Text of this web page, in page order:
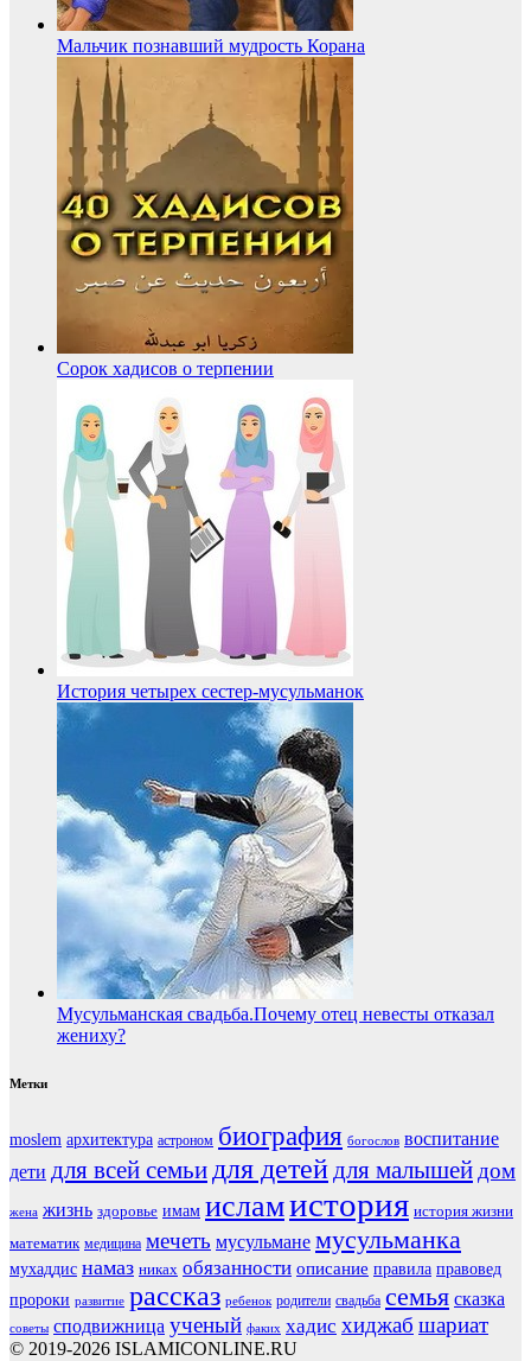
Мальчик познавший мудрость Корана
Сорок хадисов о терпении
История четырех сестер-мусульманок
Мусульманcкая свадьба.Почему отец невесты отказал
жениху?
Метки
moslem архитектура астроном биография богослов воспитание
дети для всей семьи для детей для малышей дом
жена жизнь здоровье имам исламистория история жизни
математик медицина мечеть мусульмане мусульманка
мухаддис намаз никах обязанности описание правила правовед
пророки развитие рассказ ребенок родители свадьба семья сказка
советы сподвижница ученый факих хадис хиджаб шариат
© 2019-2026 ISLAMICONLINE.RU